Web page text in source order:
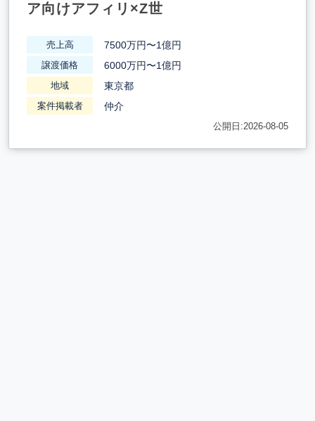
ア向けアフィリ×Z世
売上高 7500万円〜1億円
譲渡価格 6000万円〜1億円
地域 東京都
案件掲載者 仲介
公開日:2026-08-05